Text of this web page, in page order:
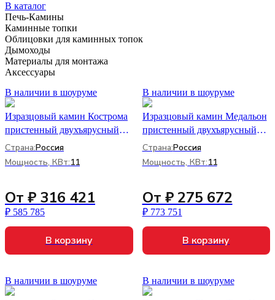
В каталог
Печь-Камины
Каминные топки
Облицовки для каминных топок
Дымоходы
Материалы для монтажа
Аксессуары
В наличии в шоуруме
Изразцовый камин Кострома
пристенный двухъярусный
КимрПечь
Страна:Россия
Мощность, КВт:11
От ₽ 316 421
₽ 585 785
В корзину
В наличии в шоуруме
Изразцовый камин Медальон
пристенный двухъярусный
КимрПечь
Страна:Россия
Мощность, КВт:11
От ₽ 275 672
₽ 773 751
В корзину
В наличии в шоуруме В наличии в шоуруме